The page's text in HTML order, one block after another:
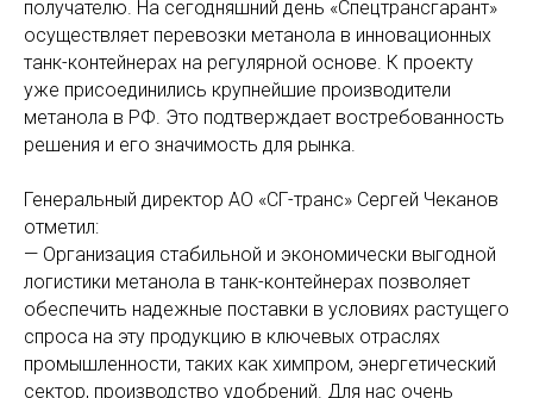
получателю. На сегодняшний день «Спецтрансгарант»
осуществляет перевозки метанола в инновационных
танк-контейнерах на регулярной основе. К проекту
уже присоединились крупнейшие производители
метанола в РФ. Это подтверждает востребованность
решения и его значимость для рынка.
Генеральный директор АО «СГ-транс» Сергей Чеканов
отметил:
— Организация стабильной и экономически выгодной
логистики метанола в танк-контейнерах позволяет
обеспечить надежные поставки в условиях растущего
спроса на эту продукцию в ключевых отраслях
промышленности, таких как химпром, энергетический
сектор, производство удобрений. Для нас очень